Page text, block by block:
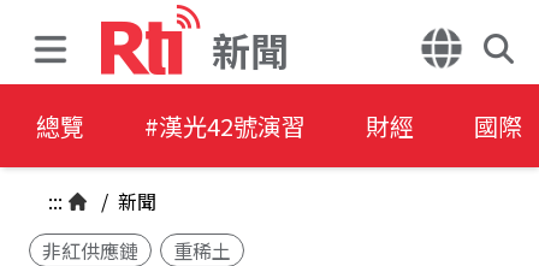
新聞
總覽 #漢光42號演習 財經 國際
::: / 新聞
非紅供應鏈
重稀土